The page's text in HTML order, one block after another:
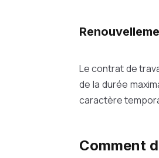
Le contrat de
de la durée
caractère
Comment